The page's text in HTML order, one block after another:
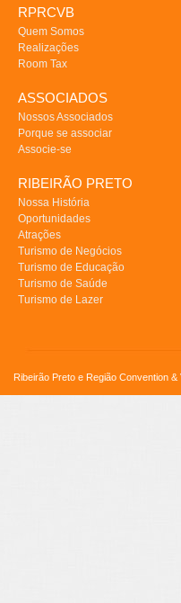
RPRCVB
Quem Somos
Realizações
Room Tax
ASSOCIADOS
Nossos Associados
Porque se associar
Associe-se
RIBEIRÃO PRETO
Nossa História
Oportunidades
Atrações
Turismo de Negócios
Turismo de Educação
Turismo de Saúde
Turismo de Lazer
Ribeirão Preto e Região Convention